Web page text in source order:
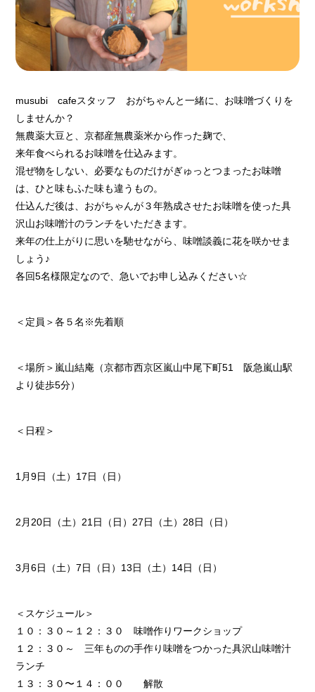
musubi cafeスタッフ おがちゃんと一緒に、お味噌づくりを
しませんか？
無農薬大豆と、京都産無農薬米から作った麹で、
来年食べられるお味噌を仕込みます。
混ぜ物をしない、必要なものだけがぎゅっとつまったお味噌
は、ひと味もふた味も違うもの。
仕込んだ後は、おがちゃんが３年熟成させたお味噌を使った具
沢山お味噌汁のランチをいただきます。
来年の仕上がりに思いを馳せながら、味噌談義に花を咲かせま
しょう♪
各回5名様限定なので、急いでお申し込みください☆
＜定員＞各５名※先着順
＜場所＞嵐山結庵（京都市西京区嵐山中尾下町51 阪急嵐山駅
より徒歩5分）
＜日程＞
1月9日（土）17日（日）
2月20日（土）21日（日）27日（土）28日（日）
3月6日（土）7日（日）13日（土）14日（日）
＜スケジュール＞
１０：３０～１２：３０ 味噌作りワークショップ
１２：３０～ 三年ものの手作り味噌をつかった具沢山味噌汁
ランチ
１３：３０〜１４：００ 解散